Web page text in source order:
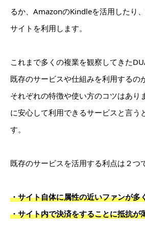
るか、AmazonのKindleを活用したり
サイトを利用します。
これまで多くの複業を観察してきた
既存のサービスや仕組みを利用するの
それぞれの特徴や使い方のコツはあり
に安心して利用できるサービスと言う
す。
既存のサービスを活用する利点は２つ
・サイト自体に属性の近いファンが多
・サイト内で決済をすることに抵抗が